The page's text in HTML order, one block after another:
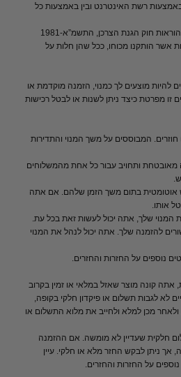
רשת האינטרנט ובין באמצעות כל
אין באמור בתקנון זה כדי לגרוע מהוראות חוק הגנת הצרכן, התשמ”א-1981
אשר הותקנו מכוחו, ככל שהן חלות על
להיות מוצעים לך כמנוי, הזמנה מוקדמת או
זו מפרטת כיצד ניתן לשנות או לבטל רכישות
המבוססים על משך המנוי והתדירות
מאובטחת ותחויב עבור כל אחת מהמשלוחים
אוטומטית בתום משך הזמן שלהם. אם אתה
אותו.
שלך, אתה יכול לעשות זאת בכל עת.
להזמנה שלך. אתה יכול לנהל את המנוי
נוספים על החזרות והחזרים.
קונה מוצר שאזל במלאי או זמין בקרוב
לא לגבות תשלום או פיקדון חלקי בקופה,
מכן למלא ולחייב את מלוא התשלום או
חלקית שעדיין לא מומשה. אם ההזמנה
אך ניתן לבקש החזר מלא או חלקי. עיין
על החזרות והחזרים.